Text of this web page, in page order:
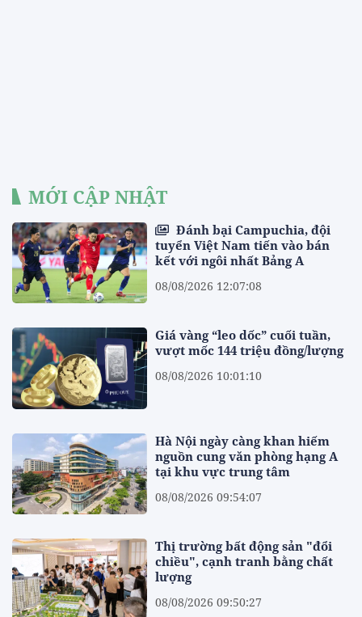
MỚI CẬP NHẬT
Đánh bại Campuchia, đội
tuyển Việt Nam tiến vào bán
kết với ngôi nhất Bảng A
08/08/2026 12:07:08
Giá vàng “leo dốc” cuối tuần,
vượt mốc 144 triệu đồng/lượng
08/08/2026 10:01:10
Hà Nội ngày càng khan hiếm
nguồn cung văn phòng hạng A
tại khu vực trung tâm
08/08/2026 09:54:07
Thị trường bất động sản "đổi
chiều", cạnh tranh bằng chất
lượng
08/08/2026 09:50:27